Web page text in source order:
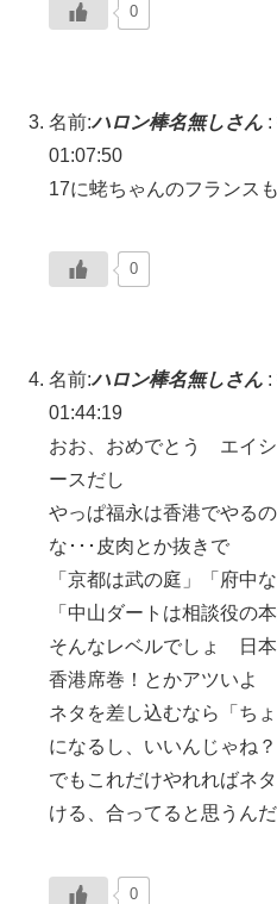
0
名前:ハロン棒名無しさん :
01:07:50
17に蛯ちゃんのフランス
0
名前:ハロン棒名無しさん :
01:44:19
おお、おめでとう エイ
ースだし
やっぱ福永は香港でやる
な･･･皮肉とか抜きで
「京都は武の庭」「府中
「中山ダートは相談役の
そんなレベルでしょ 日
香港席巻！とかアツいよ
ネタを差し込むなら「ち
になるし、いいんじゃね
でもこれだけやれればネ
ける、合ってると思うん
0